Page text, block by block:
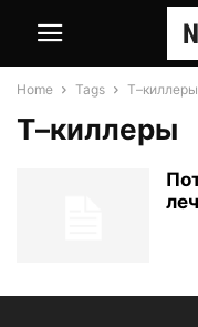
Home Tags Т–киллеры
Т–киллеры